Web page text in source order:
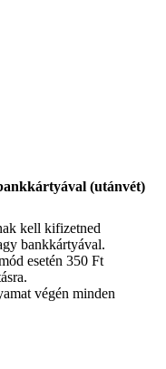
(utánvét)
kell kifizetned
bankkártyával.
esetén 350 Ft
végén minden